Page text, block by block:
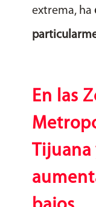
extrema, ha
En las